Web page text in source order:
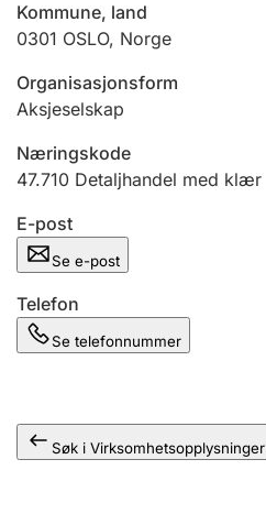
Andre tema
Kommune, land
0301 OSLO, Norge
Organisasjonsform
Aksjeselskap
Næringskode
47.710 Detaljhandel med klær
E-post
Se e-post
Telefon
Se telefonnummer
Søk i Virksomhetsopplysninger